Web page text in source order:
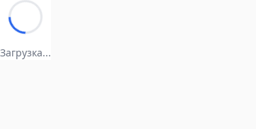
Загрузка...